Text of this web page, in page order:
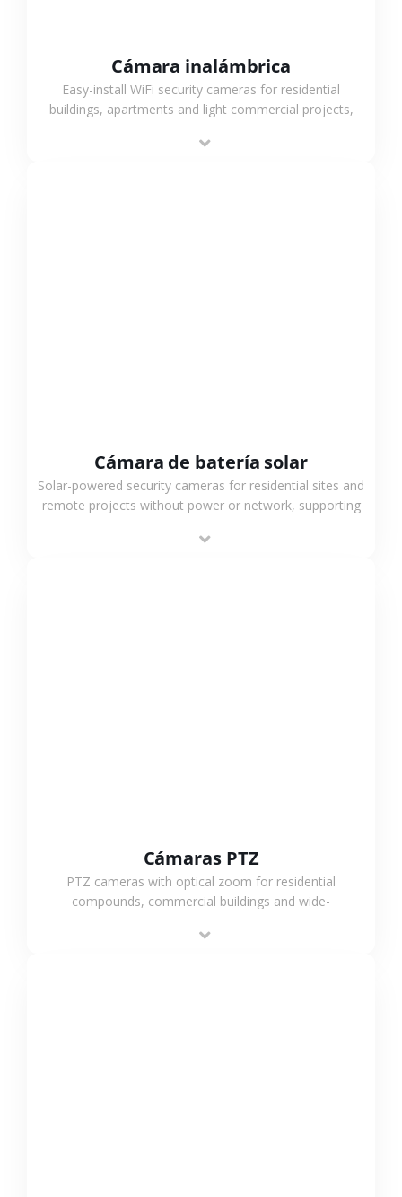
Cámara inalámbrica
Easy-install WiFi security cameras for residential
buildings, apartments and light commercial projects,
surveillance solutions.
Cámara de batería solar
Solar-powered security cameras for residential sites and
remote projects without power or network, supporting
outdoor monitoring.
Cámaras PTZ
PTZ cameras with optical zoom for residential
compounds, commercial buildings and wide-
monitoring and flexible coverage.